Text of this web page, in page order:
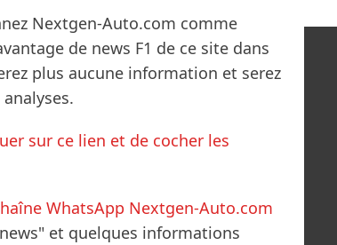
Nextgen-Auto.com comme
de news F1 de ce site dans
plus aucune information et serez
sur ce lien et de cocher les
WhatsApp Nextgen-Auto.com
et quelques informations